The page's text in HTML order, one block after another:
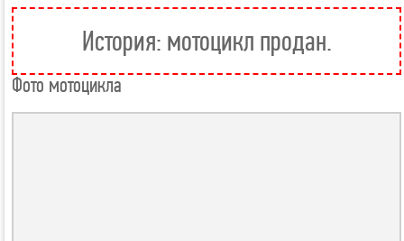
История: мотоцикл продан.
Фото мотоцикла